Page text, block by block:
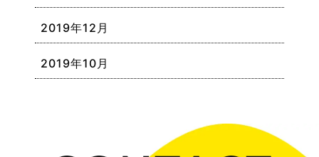
2019年12月
2019年10月